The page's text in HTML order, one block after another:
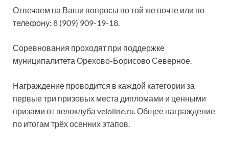
Отвечаем на Ваши вопросы по той же почте или по
телефону: 8 (909) 909-19-18.
Соревнования проходят при поддержке
муниципалитета Орехово-Борисово Северное.
Награждение проводится в каждой категории за
первые три призовых места дипломами и ценными
призами от велоклуба veloline.ru. Общее награждение
по итогам трёх осенних этапов.